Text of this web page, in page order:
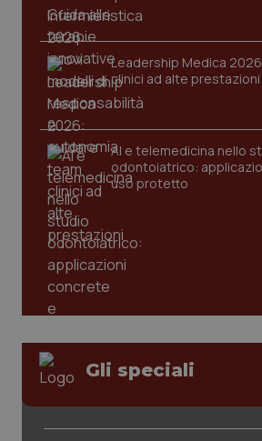
Leadership Medica
clinici ad alte prestazioni
AI e telemedicina nello
odontoiatrico:
uso protetto
Gli speciali
CookieScriptConsent
tracking-sites-ironfish-